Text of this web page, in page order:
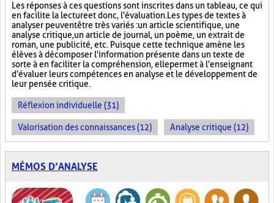
Les réponses à ces questions sont inscrites dans un tableau, ce qui
en facilite la lecture et donc, l'évaluation. Les types de textes à
analyser peuvent être très variés : un article scientifique, une
analyse critique, un article de journal, un poème, un extrait de
roman, une publicité, etc. Puisque cette technique amène les
élèves à décomposer l'information présente dans un texte de
sorte à en faciliter la compréhension, elle permet à l'enseignant
d'évaluer leurs compétences en analyse et le développement de
leur pensée critique.
Réflexion individuelle (31)
Valorisation des connaissances (12) Analyse critique (12)
MÉMOS D’ANALYSE